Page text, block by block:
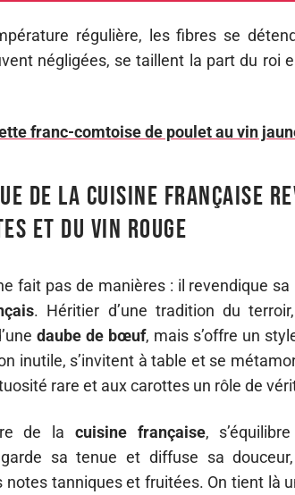
régulière, les fibres se
négligées, se taillent la part du roi
franc-comtoise de poulet au vin
de la cuisine française
et du vin rouge
fait pas de manières : il revendique
. Héritier d’une tradition du
daube de bœuf, mais s’offre un
inutile, s’invitent à table et se
rare et aux carottes un rôle de
de la cuisine française,
garde sa tenue et diffuse sa
notes tanniques et fruitées. On tient là